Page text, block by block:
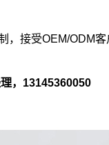
，接受OEM/ODM客
，13145360050